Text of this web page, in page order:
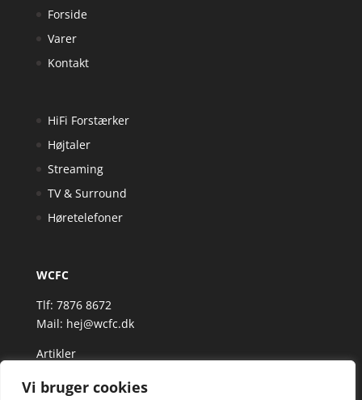
Vi bruger cookies
Forside
Varer
Kontakt
HiFi Forstærker
Højtaler
Streaming
TV & Surround
Høretelefoner
WCFC
Tlf: 7876 8672
Mail: hej@wcfc.dk
Artikler